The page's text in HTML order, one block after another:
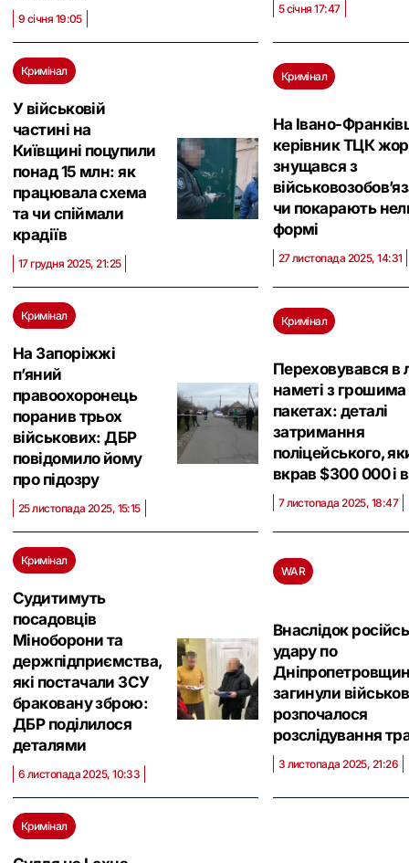
9 січня 19:05
5 січня 17:47
Кримінал
У військовій
частині на
Київщині поцупили
понад 15 млн: як
працювала схема
та чи спіймали
крадіїв
17 грудня 2025, 21:25
Кримінал
На Івано-
керівник ТЦК
знущався з
чи покарають
формі
27 листопада 2025, 14:31
Кримінал
На Запоріжжі
п’яний
правоохоронець
поранив трьох
військових: ДБР
повідомило йому
про підозру
25 листопада 2025, 15:15
Кримінал
Переховувався в
наметі з грошима
пакетах: деталі
затримання
поліцейського,
вкрав $300 000 і
7 листопада 2025, 18:47
Кримінал
Судитимуть
посадовців
Міноборони та
держпідприємства,
які постачали ЗСУ
браковану зброю:
ДБР поділилося
деталями
6 листопада 2025, 10:33
WAR
Внаслідок
удару по
загинули
розпочалося
розслідування
3 листопада 2025, 21:26
Кримінал